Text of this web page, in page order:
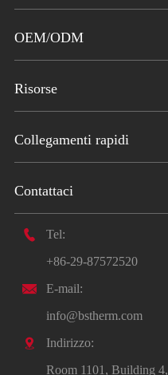
OEM/ODM
Risorse
Collegamenti rapidi
Contattaci

Tel:
+86-29-87572520

E-mail:
info@bstherm.com

Indirizzo:
Room 1101, Building